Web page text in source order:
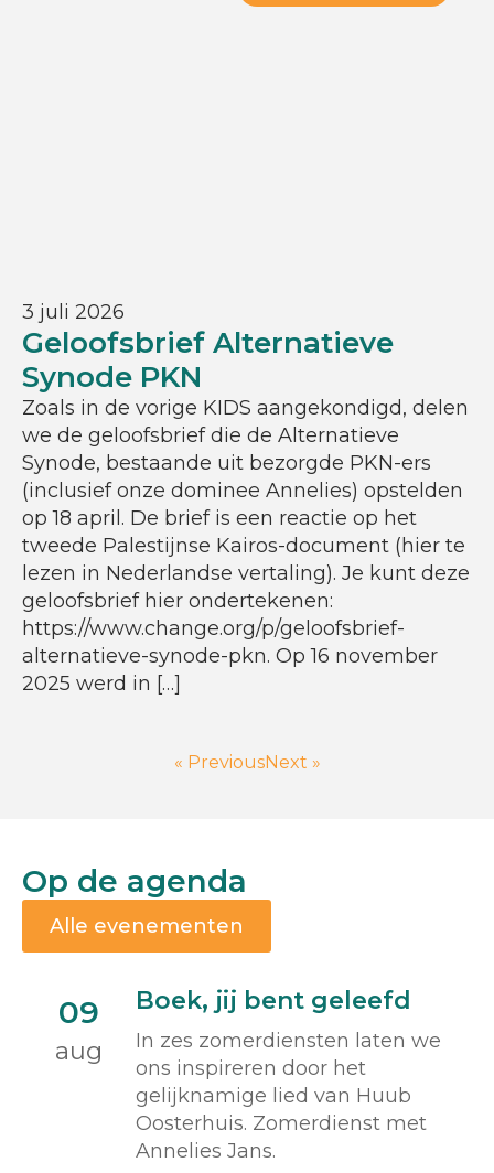
3 juli 2026
Geloofsbrief Alternatieve
Synode PKN
Zoals in de vorige KIDS aangekondigd, delen
we de geloofsbrief die de Alternatieve
Synode, bestaande uit bezorgde PKN-ers
(inclusief onze dominee Annelies) opstelden
op 18 april. De brief is een reactie op het
tweede Palestijnse Kairos-document (hier te
lezen in Nederlandse vertaling). Je kunt deze
geloofsbrief hier ondertekenen:
https://www.change.org/p/geloofsbrief-
alternatieve-synode-pkn. Op 16 november
2025 werd in […]
« PreviousNext »
Op de agenda
Alle evenementen
09
aug
Boek, jij bent geleefd
In zes zomerdiensten laten we
ons inspireren door het
gelijknamige lied van Huub
Oosterhuis. Zomerdienst met
Annelies Jans.